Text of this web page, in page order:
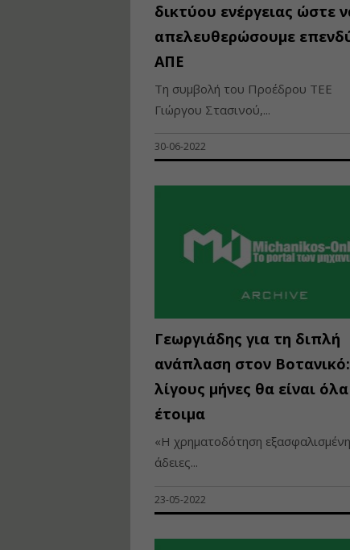
δικτύου ενέργειας ώστε
απελευθερώσουμε
ΑΠΕ
Τη συμβολή του Προέδρου ΤΕΕ
Γιώργου Στασινού,...
30-06-2022
Γεωργιάδης για τη διπλή
ανάπλαση στον
λίγους μήνες θα είναι όλα
έτοιμα
«Η χρηματοδότηση
άδειες...
23-05-2022